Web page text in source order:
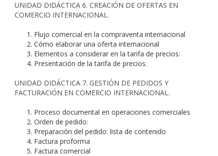
UNIDAD DIDÁCTICA 6. CREACIÓN DE OFERTAS EN
COMERCIO INTERNACIONAL.
Flujo comercial en la compraventa internacional
Cómo elaborar una oferta internacional
Elementos a considerar en la tarifa de precios:
Presentación de la tarifa de precios:
UNIDAD DIDÁCTICA 7. GESTIÓN DE PEDIDOS Y
FACTURACIÓN EN COMERCIO INTERNACIONAL.
Proceso documental en operaciones comerciales
Orden de pedido:
Preparación del pedido: lista de contenido
Factura proforma
Factura comercial